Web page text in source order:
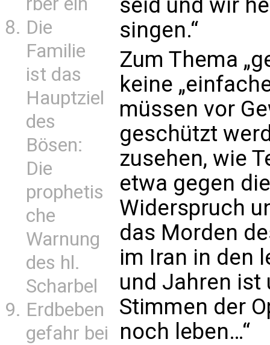
Die
Familie
ist das
Hauptziel
des
Bösen:
Die
prophetis
che
Warnung
des hl.
Scharbel
Erdbeben
gefahr bei
singen.“
Zum Thema
keine
müssen vor
geschützt
zusehen, wie
etwa gegen
Widerspruch
das Morden
im Iran in den
und Jahren ist
Stimmen der
noch leben…“